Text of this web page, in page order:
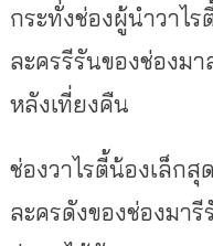
กระทั่งช่องผู้นำวาไ
ละครรีรันของช่องม
หลังเที่ยงคืน
ช่องวาไรตี้น้องเล็ก
ละครดังของช่องมา